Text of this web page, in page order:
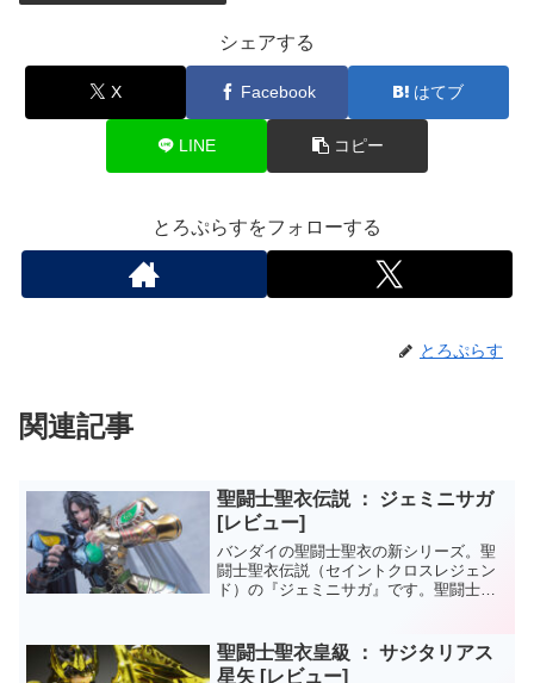
シェアする
X Facebook はてブ
LINE コピー
とろぷらすをフォローする
とろぷらす
関連記事
聖闘士聖衣伝説 ： ジェミニサガ
[レビュー]
バンダイの聖闘士聖衣の新シリーズ。聖
闘士聖衣伝説（セイントクロスレジェン
ド）の『ジェミニサガ』です。聖闘士聖
場したCG版キャラクターをリリースして
いくシ...
聖闘士聖衣皇級 ： サジタリアス
星矢 [レビュー]